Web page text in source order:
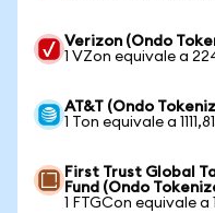
Verizon (Ondo
1 VZon equivale a
AT&T (Ondo
1 Ton equivale a
First Trust Global
Fund (Ondo
1 FTGCon equivale a